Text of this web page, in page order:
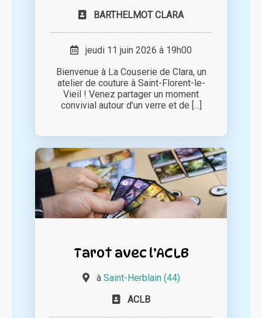
BARTHELMOT CLARA
jeudi 11 juin 2026 à 19h00
Bienvenue à La Couserie de Clara, un
atelier de couture à Saint-Florent-le-
Vieil ! Venez partager un moment
convivial autour d’un verre et de [...]
Tarot avec l’ACLB
à Saint-Herblain (44)
ACLB